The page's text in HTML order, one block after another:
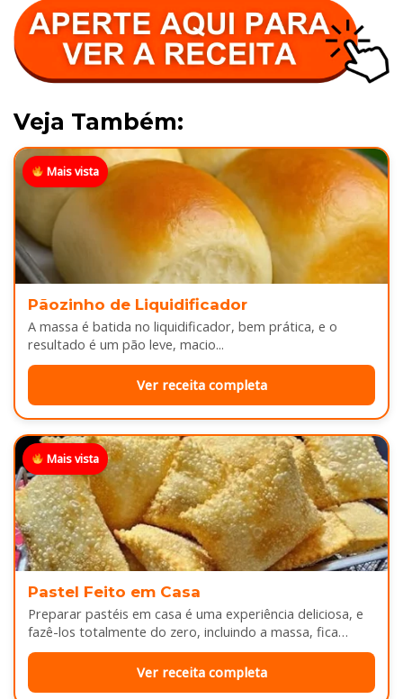
Veja Também:
Mais vista
Pãozinho de Liquidificador
A massa é batida no liquidificador, bem prática, e o
resultado é um pão leve, macio...
Ver receita completa
Mais vista
Pastel Feito em Casa
Preparar pastéis em casa é uma experiência deliciosa, e
fazê-los totalmente do zero, incluindo a massa, fica
melhor ainda...
Ver receita completa